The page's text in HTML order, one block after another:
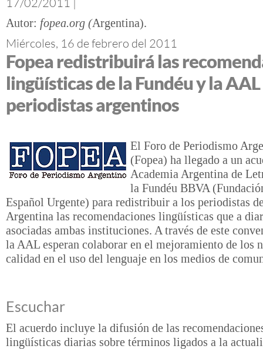
fopea.org (Argentina)
Miércoles, 16 de febrero del 2011
Fopea redistribuirá las
lingüísticas de la Fundéu y la AAL
periodistas argentinos
El Foro de Periodismo
(Fopea) ha llegado a un
Academia Argentina de
la Fundéu BBVA
Español Urgente) para redistribuir a los periodistas
Argentina las recomendaciones lingüísticas que a
asociadas ambas instituciones. A través de este
la AAL esperan colaborar en el mejoramiento de los
calidad en el uso del lenguaje en los medios de
Escuchar
El acuerdo incluye la difusión de las
lingüísticas diarias sobre términos ligados a la